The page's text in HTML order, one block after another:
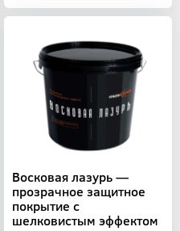
Восковая лазурь —
прозрачное защитное
покрытие с
шелковистым эффектом